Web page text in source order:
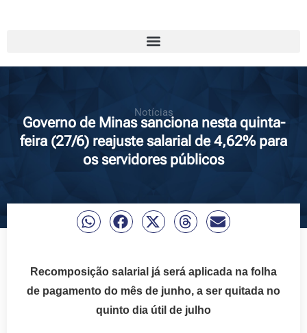
Notícias
Governo de Minas sanciona nesta quinta-
feira (27/6) reajuste salarial de 4,62% para
os servidores públicos
Recomposição salarial já será aplicada na folha
de pagamento do mês de junho, a ser quitada no
quinto dia útil de julho